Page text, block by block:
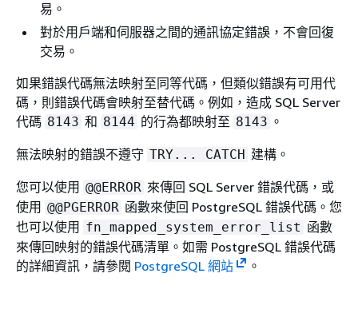
易。
對於用戶端和伺服器之間的通訊協定錯誤，不會回復
交易。
如果錯誤代碼無法映射至同等代碼，但類似錯誤有可用代
碼，則錯誤代碼會映射至替代碼。例如，造成 SQL Server
代碼 8143 和 8144 的行為都映射至 8143 。
無法映射的錯誤不遵守 TRY... CATCH 建構。
您可以使用 @@ERROR 來傳回 SQL Server 錯誤代碼，或
使用 @@PGERROR 函數來使回 PostgreSQL 錯誤代碼。您
也可以使用 fn_mapped_system_error_list 函數
來傳回映射的錯誤代碼清單。如需 PostgreSQL 錯誤代碼
的詳細資訊，請參閱 PostgreSQL 網站 。